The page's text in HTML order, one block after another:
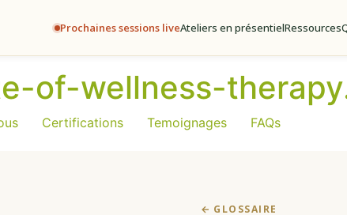
Prochaines sessions liveAteliers en présentielRessources
of-wellness-
Certifications Temoignages FAQs
← GLOSSAIRE